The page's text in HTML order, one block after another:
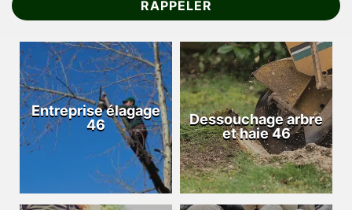
Entreprise élagage
46
Dessouchage arbre
et haie 46